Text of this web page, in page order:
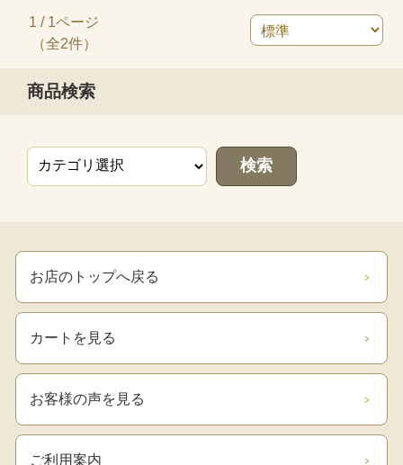
1 / 1ページ
（全2件）
商品検索
お店のトップへ戻る
カートを見る
お客様の声を見る
ご利用案内